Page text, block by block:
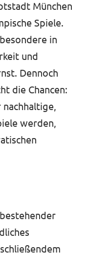
München
Spiele.
in
und
Dennoch
die Chancen:
werden,